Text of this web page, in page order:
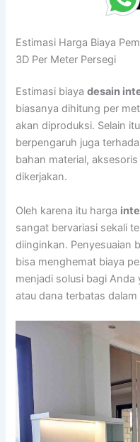
Estimasi Harga Biaya
3D Per Meter Persegi
Estimasi biayadesain
biasanya dihitung per
akan diproduksi. Selain
berpengaruh juga
bahan material,
dikerjakan.
Oleh karena itu harga
sangat bervariasi sekali
diinginkan. Penyesuaian
bisa menghemat biaya
menjadi solusi bagi
atau dana terbatas